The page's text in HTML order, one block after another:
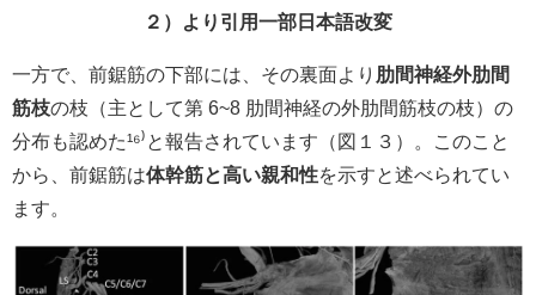
２）より引用一部日本語改変
一方で、前鋸筋の下部には、その裏面より 肋間神経外肋間
筋枝の枝（主として第 6~8 肋間神経の外肋間筋枝の枝）の
分布も認めた¹⁶⁾と報告されています（図１３）。このこと
から、前鋸筋は体幹筋と高い親和性を示すと述べられてい
ます。